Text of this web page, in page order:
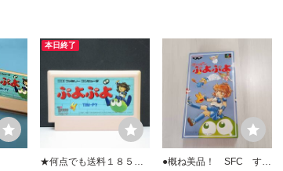
本日終了
★何点でも送料１８５円
●概ね美品！ SFC す～